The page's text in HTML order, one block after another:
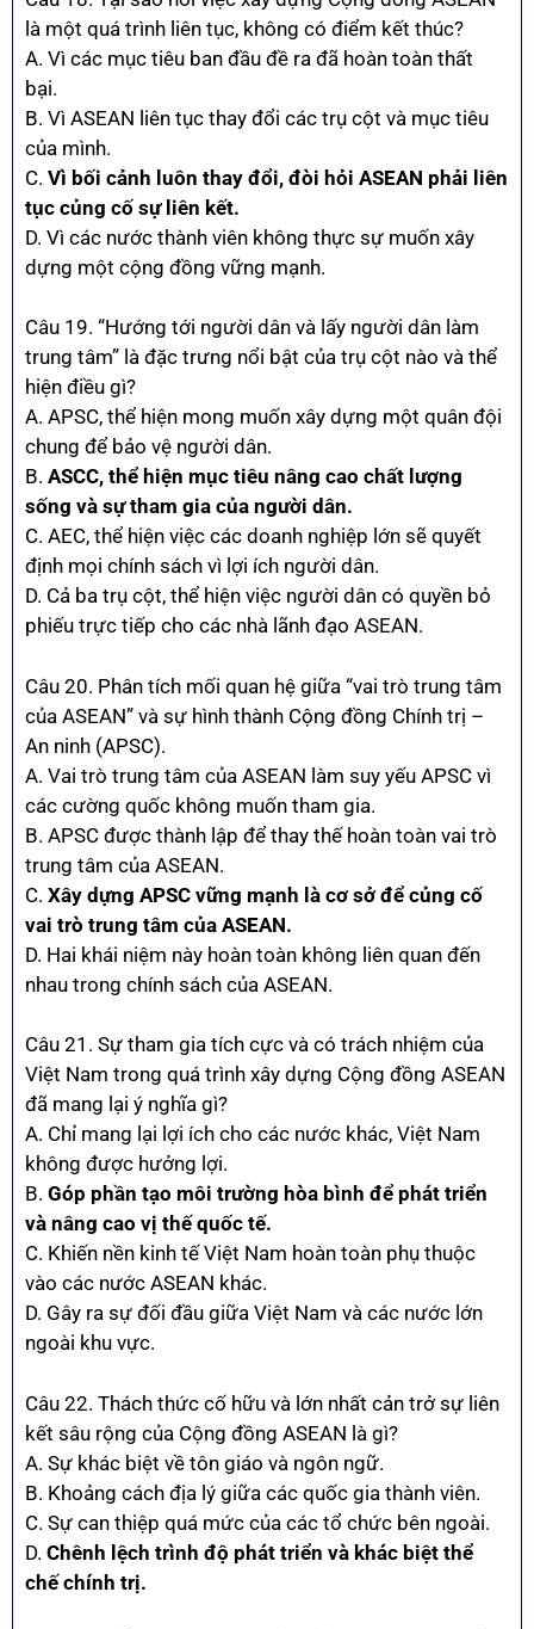
là một quá trình liên tục, không có điểm kết thúc?
A. Vì các mục tiêu ban đầu đề ra đã hoàn toàn thất
bại.
B. Vì ASEAN liên tục thay đổi các trụ cột và mục tiêu
của mình.
C. Vì bối cảnh luôn thay đổi, đòi hỏi ASEAN phải liên
tục củng cố sự liên kết.
D. Vì các nước thành viên không thực sự muốn xây
dựng một cộng đồng vững mạnh.
Câu 19. “Hướng tới người dân và lấy người dân làm
trung tâm” là đặc trưng nổi bật của trụ cột nào và thể
hiện điều gì?
A. APSC, thể hiện mong muốn xây dựng một quân đội
chung để bảo vệ người dân.
B. ASCC, thể hiện mục tiêu nâng cao chất lượng
sống và sự tham gia của người dân.
C. AEC, thể hiện việc các doanh nghiệp lớn sẽ quyết
định mọi chính sách vì lợi ích người dân.
D. Cả ba trụ cột, thể hiện việc người dân có quyền bỏ
phiếu trực tiếp cho các nhà lãnh đạo ASEAN.
Câu 20. Phân tích mối quan hệ giữa “vai trò trung tâm
của ASEAN” và sự hình thành Cộng đồng Chính trị –
An ninh (APSC).
A. Vai trò trung tâm của ASEAN làm suy yếu APSC vì
các cường quốc không muốn tham gia.
B. APSC được thành lập để thay thế hoàn toàn vai trò
trung tâm của ASEAN.
C. Xây dựng APSC vững mạnh là cơ sở để củng cố
vai trò trung tâm của ASEAN.
D. Hai khái niệm này hoàn toàn không liên quan đến
nhau trong chính sách của ASEAN.
Câu 21. Sự tham gia tích cực và có trách nhiệm của
Việt Nam trong quá trình xây dựng Cộng đồng ASEAN
đã mang lại ý nghĩa gì?
A. Chỉ mang lại lợi ích cho các nước khác, Việt Nam
không được hưởng lợi.
B. Góp phần tạo môi trường hòa bình để phát triển
và nâng cao vị thế quốc tế.
C. Khiến nền kinh tế Việt Nam hoàn toàn phụ thuộc
vào các nước ASEAN khác.
D. Gây ra sự đối đầu giữa Việt Nam và các nước lớn
ngoài khu vực.
Câu 22. Thách thức cố hữu và lớn nhất cản trở sự liên
kết sâu rộng của Cộng đồng ASEAN là gì?
A. Sự khác biệt về tôn giáo và ngôn ngữ.
B. Khoảng cách địa lý giữa các quốc gia thành viên.
C. Sự can thiệp quá mức của các tổ chức bên ngoài.
D. Chênh lệch trình độ phát triển và khác biệt thể
chế chính trị.